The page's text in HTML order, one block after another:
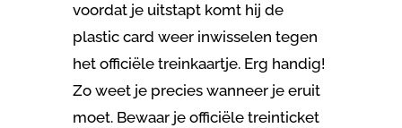
voordat je uitstapt komt hij de
plastic card weer inwisselen tegen
het officiële treinkaartje. Erg handig!
Zo weet je precies wanneer je eruit
moet. Bewaar je officiële treinticket